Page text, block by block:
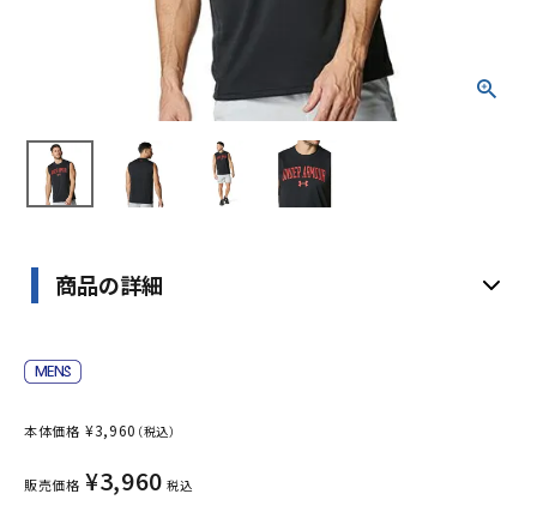
プライバシーポリシー
商品の詳細
本体価格 ¥3,960 （税込）
販売価格 ¥3,960 税込